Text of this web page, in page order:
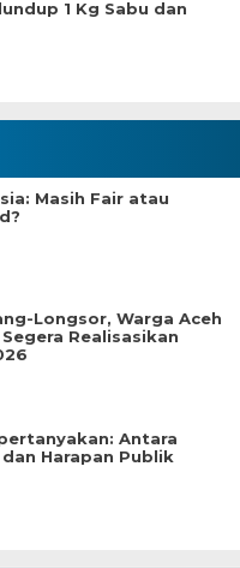
1 Kg Sabu dan
Masih Fair atau
Longsor, Warga Aceh
Realisasikan
Antara
Harapan Publik